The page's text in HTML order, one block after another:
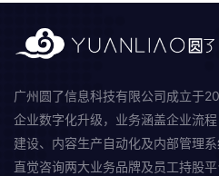
广州圆了信息科技有限公司成立于
企业数字化升级，业务涵盖企业流
建设、内容生产自动化及内部管理
直觉咨询两大业务品牌及员工持股